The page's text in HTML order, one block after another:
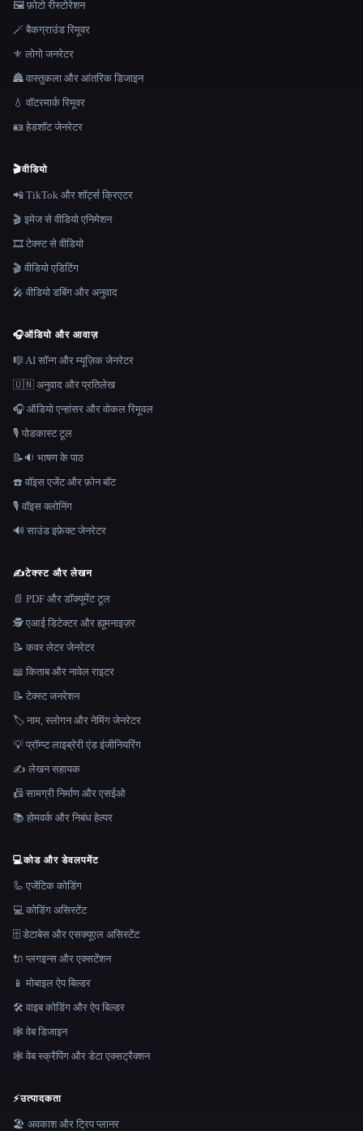
🖼️ फ़ोटो रीस्टोरेशन
🪄 बैकग्राउंड रिमूवर
⚜️ लोगो जनरेटर
🏯 वास्तुकला और आंतरिक डिजाइन
💧 वॉटरमार्क रिमूवर
🪪 हेडशॉट जेनरेटर
🎬वीडियो
📲 TikTok और शॉर्ट्स क्रिएटर
🎬 इमेज से वीडियो एनिमेशन
🎞️ टेक्स्ट से वीडियो
🎬 वीडियो एडिटिंग
🎤 वीडियो डबिंग और अनुवाद
🎧ऑडियो और आवाज़
🎼 AI सॉन्ग और म्यूज़िक जेनरेटर
🇺🇳 अनुवाद और प्रतिलेख
🎧 ऑडियो एन्हांसर और वोकल रिमूवल
🎙️ पोडकास्ट टूल
📝🔉 भाषण के पाठ
☎️ वॉइस एजेंट और फ़ोन बॉट
🎙️ वॉइस क्लोनिंग
🔊 साउंड इफ़ेक्ट जेनरेटर
✍️टेक्स्ट और लेखन
📄 PDF और डॉक्यूमेंट टूल
🕵️ एआई डिटेक्टर और ह्यूमनाइज़र
📝 कवर लेटर जेनरेटर
📖 किताब और नावेल राइटर
📝 टेक्स्ट जनरेशन
🏷️ नाम, स्लोगन और नेमिंग जेनरेटर
💡 प्रॉम्प्ट लाइब्रेरी एंड इंजीनियरिंग
✍️ लेखन सहायक
📠 सामग्री निर्माण और एसईओ
📚 होमवर्क और निबंध हेल्पर
💻कोड और डेवलपमेंट
🦾 एजेंटिक कोडिंग
💻 कोडिंग असिस्टेंट
🗄️ डेटाबेस और एसक्यूएल असिस्टेंट
🔌 प्लगइन्स और एक्सटेंशन
📱 मोबाइल ऐप बिल्डर
🛠️ वाइब कोडिंग और ऐप बिल्डर
🕸 वेब डिजाइन
🕸️ वेब स्क्रैपिंग और डेटा एक्सट्रैक्शन
⚡उत्पादकता
🏖 अवकाश और ट्रिप प्लानर